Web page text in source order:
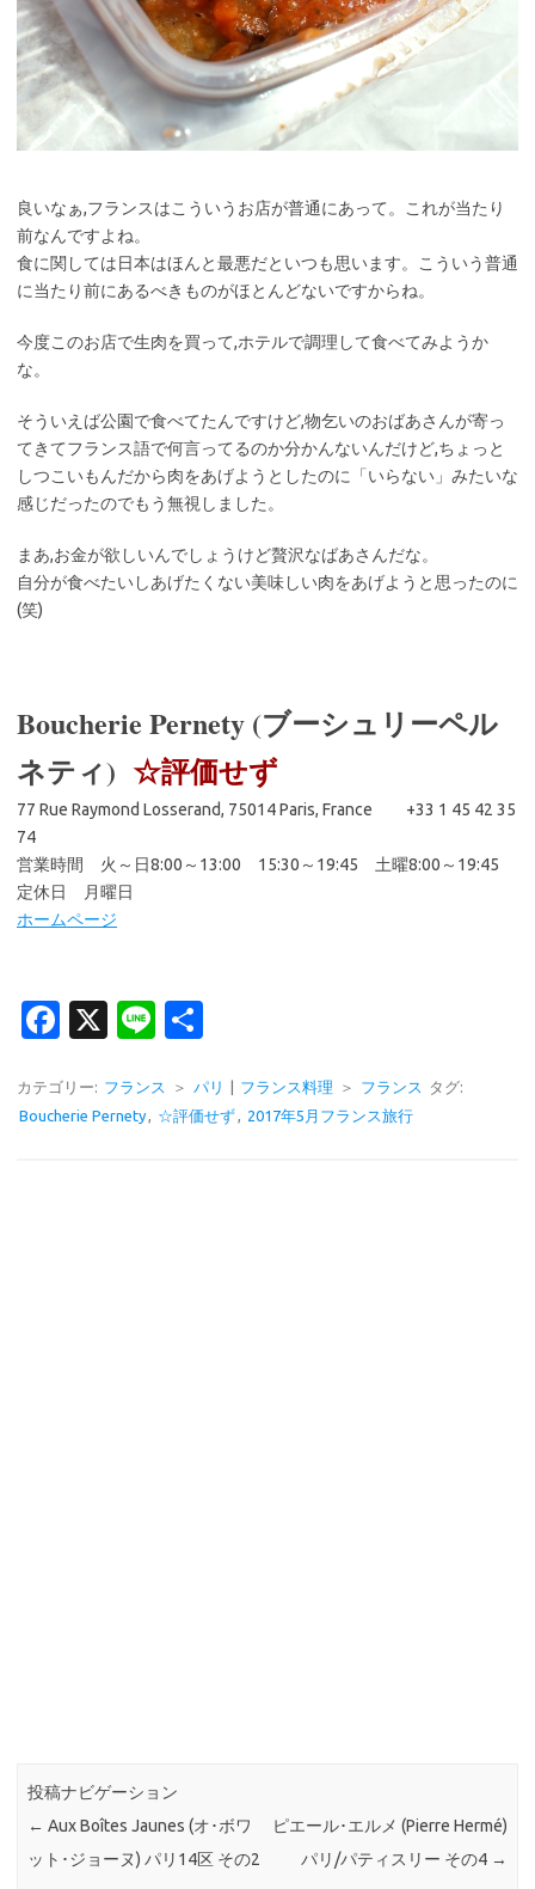
良いなぁ,フランスはこういうお店が普通にあって。これが当たり
前なんですよね。
食に関しては日本はほんと最悪だといつも思います。こういう普通
に当たり前にあるべきものがほとんどないですからね。
今度このお店で生肉を買って,ホテルで調理して食べてみようか
な。
そういえば公園で食べてたんですけど,物乞いのおばあさんが寄っ
てきてフランス語で何言ってるのか分かんないんだけど,ちょっと
しつこいもんだから肉をあげようとしたのに「いらない」みたいな
感じだったのでもう無視しました。
まあ,お金が欲しいんでしょうけど贅沢なばあさんだな。
自分が食べたいしあげたくない美味しい肉をあげようと思ったのに
(笑)
Boucherie Pernety (ブーシュリーペル
ネティ) ☆評価せず
77 Rue Raymond Losserand, 75014 Paris, France +33 1 45 42 35
74
営業時間 火～日8:00～13:00 15:30～19:45 土曜8:00～19:45
定休日 月曜日
ホームページ
Fa
e
b
X
Li
e
カテゴリー: フランス ＞ パリ フランス料理 ＞ フランス
タグ:
Boucherie Pernety, ☆評価せず, 2017年5月フランス旅行
投稿ナビゲーション
← Aux Boîtes Jaunes (オ･ボワ
ット･ジョーヌ) パリ14区 その2
ピエール･エルメ (Pierre Hermé)
パリ/パティスリー その4 →